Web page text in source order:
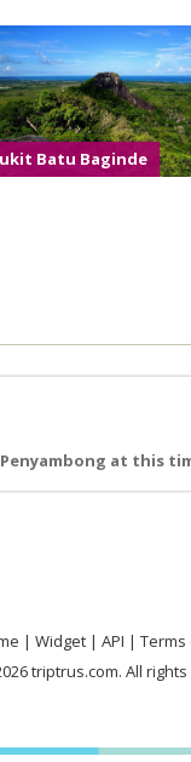
Batu Baginde
at this
Widget API
Terms
triptrus.com. All